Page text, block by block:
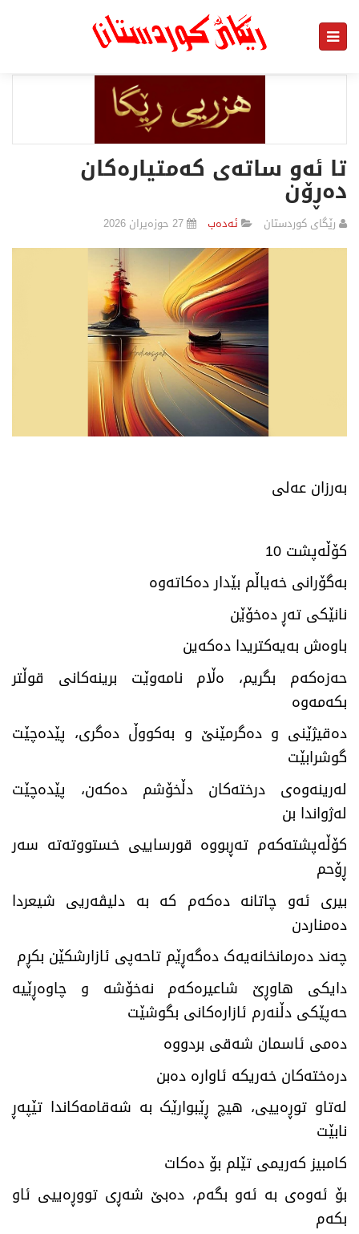
تا ئەو ساتەی کەمتیارەکان
دەڕۆن
رێگای كوردستان ئەدەب 27 حوزەیران 2026
بەرزان عەلی
کۆڵەپشت 10
بەگۆرانی خەیاڵم بێدار دەکاتەوە
نانێکی تەڕ دەخۆێن
باوەش بەیەکتریدا دەکەین
حەزەکەم بگریم، ەڵام نامەوێت برینەکانی قوڵتر
بکەمەوە
دەقیژێنی و دەگرمێنێ و بەکووڵ دەگری، پێدەچێت
گوشرابێت
لەرینەوەی درختەکان دڵخۆشم دەکەن، پێدەچێت
لەژواندا بن
کۆڵەپشتەکەم تەڕبووە قورساییی خستووتەتە سەر
ڕۆحم
بیری ئەو چاتانە دەکەم کە بە دلیڤەریی شیعردا
دەمناردن
چەند دەرمانخانەیەک دەگەڕێم تاحەپی ئازارشکێن بکڕم
دایکی هاوڕێ شاعیرەکەم نەخۆشە و چاوەڕێیە
حەپێکی دڵنەرم ئازارەکانی بگوشێت
دەمی ئاسمان شەقی بردووە
درەختەکان خەریکە ئاوارە دەبن
لەتاو توڕەییی، هیچ ڕێبوارێک بە شەقامەکاندا تێپەڕ
نابێت
کامبیز کەریمی تێلم بۆ دەکات
بۆ ئەوەی بە ئەو بگەم، دەبێ شەڕی تووڕەییی ئاو
بکەم